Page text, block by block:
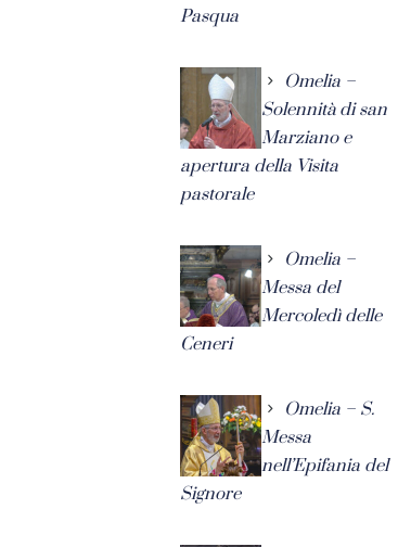
Pasqua
Omelia –
Solennità di san
Marziano e
apertura della Visita
pastorale
Omelia –
Messa del
Mercoledì delle
Ceneri
Omelia – S.
Messa
nell’Epifania del
Signore